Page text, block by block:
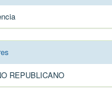
REPUBLICANO